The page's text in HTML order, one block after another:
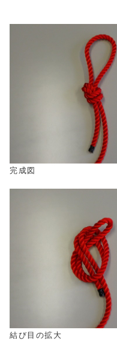
完成図
結び目の拡大